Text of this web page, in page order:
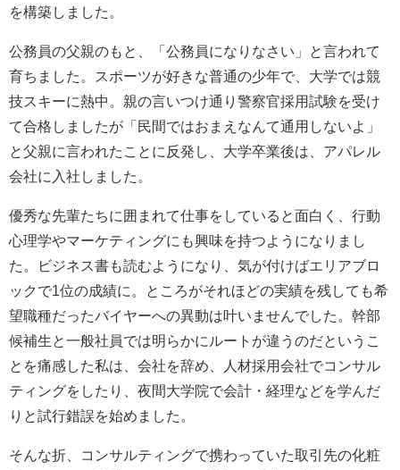
を構築しました。
公務員の父親のもと、「公務員になりなさい」と言われて
育ちました。スポーツが好きな普通の少年で、大学では競
技スキーに熱中。親の言いつけ通り警察官採用試験を受け
て合格しましたが「民間ではおまえなんて通用しないよ」
と父親に言われたことに反発し、大学卒業後は、アパレル
会社に入社しました。
優秀な先輩たちに囲まれて仕事をしていると面白く、行動
心理学やマーケティングにも興味を持つようになりまし
た。ビジネス書も読むようになり、気が付けばエリアブロ
ックで1位の成績に。ところがそれほどの実績を残しても希
望職種だったバイヤーへの異動は叶いませんでした。幹部
候補生と一般社員では明らかにルートが違うのだというこ
とを痛感した私は、会社を辞め、人材採用会社でコンサル
ティングをしたり、夜間大学院で会計・経理などを学んだ
りと試行錯誤を始めました。
そんな折、コンサルティングで携わっていた取引先の化粧